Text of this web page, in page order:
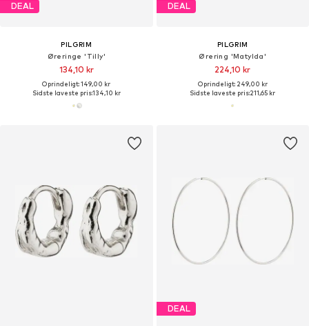
DEAL
PILGRIM
Øreringe 'Tilly'
134,10 kr
Oprindeligt: 149,00 kr
Sidste laveste pris:134,10 kr
DEAL
PILGRIM
Ørering 'Matylda'
224,10 kr
Oprindeligt: 249,00 kr
Sidste laveste pris:211,65 kr
DEAL